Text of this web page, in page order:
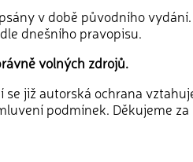
v době původního vydání.
dnešního pravopisu.
volných zdrojů.
již autorská ochrana
podmínek. Děkujeme za